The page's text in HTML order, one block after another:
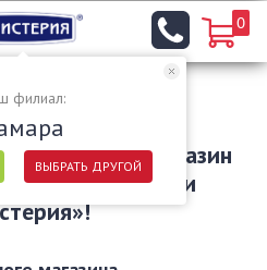
филиал:
ВЫБРАТЬ ДРУГОЙ
0
в интернет-магазин
и упаковки